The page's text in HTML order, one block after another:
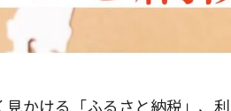
見かける「ふるさと納税」、